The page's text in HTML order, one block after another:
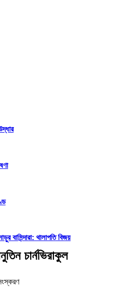
বাসিন্দারা: থালাপতি বিজয়
চার্নভিরাকুল